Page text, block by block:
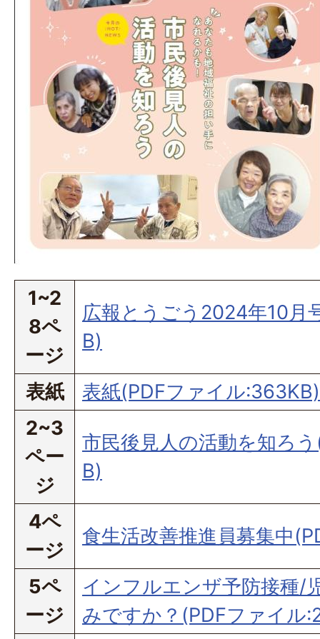
1~2
8ペ
ージ
広報とうごう2024年10月
B)
表紙
表紙(PDFファイル:363KB)
2~3
ペー
ジ
市民後見人の活動を知ろ
B)
4ペ
ージ
食生活改善推進員募集中
5ペ
ージ
インフルエンザ予防接種/
みですか？(PDFファイル